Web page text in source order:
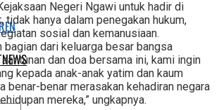
Negeri Ngawi untuk hadir di
tidak hanya dalam penegakan hukum,
sosial dan kemanusiaan.
bagian dari keluarga besar bangsa
dan doa bersama ini, kami ingin
kepada anak-anak yatim dan kaum
benar-benar merasakan kehadiran negara
mereka,” ungkapnya.